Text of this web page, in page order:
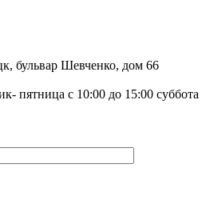
бульвар Шевченко, дом 66
пятница с 10:00 до 15:00 суббота